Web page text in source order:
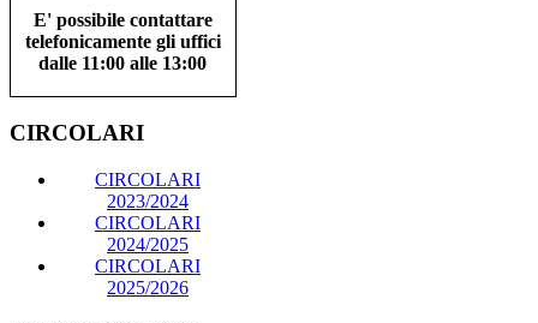
E' possibile contattare
telefonicamente gli uffici
dalle 11:00 alle 13:00
CIRCOLARI
CIRCOLARI
2023/2024
CIRCOLARI
2024/2025
CIRCOLARI
2025/2026